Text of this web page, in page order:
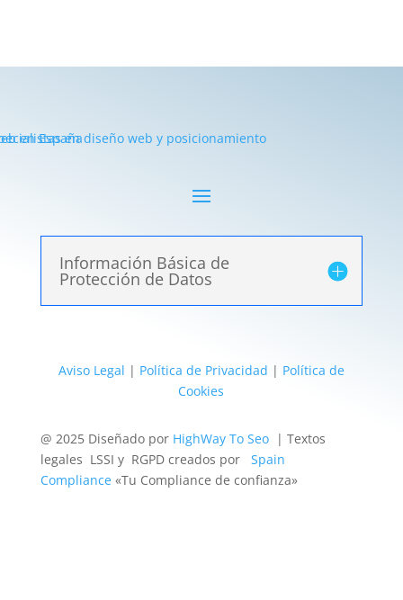
Información Básica de
Protección de Datos
Aviso Legal | Política de Privacidad | Política de
Cookies
@ 2025 Diseñado por HighWay To Seo| Textos
legales LSSI y RGPD creados por Spain
Compliance«Tu Compliance de confianza»